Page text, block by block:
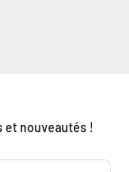
et nouveautés !